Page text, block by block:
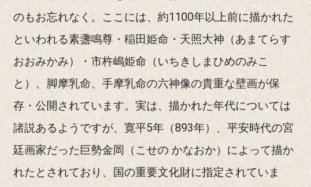
のもお忘れなく。ここには、約1100年以上前に描かれた
といわれる素盞鳴尊・稲田姫命・天照大神（あまてらす
おおみかみ）・市杵嶋姫命（いちきしまひめのみこ
と）、脚摩乳命、手摩乳命の六神像の貴重な壁画が保
存・公開されています。実は、描かれた年代については
諸説あるようですが、寛平5年（893年）、平安時代の宮
廷画家だった巨勢金岡（こせの かなおか）によって描か
れたとされており、国の重要文化財に指定されていま